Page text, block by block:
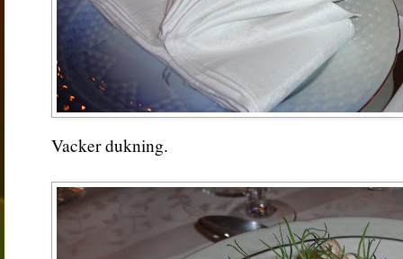
Vacker dukning.